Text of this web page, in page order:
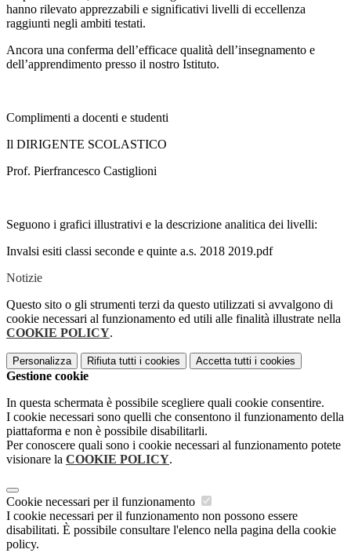
hanno rilevato apprezzabili e significativi livelli di eccellenza
raggiunti negli ambiti testati.
Ancora una conferma dell’efficace qualità dell’insegnamento e
dell’apprendimento presso il nostro Istituto.
Complimenti a docenti e studenti
Il DIRIGENTE SCOLASTICO
Prof. Pierfrancesco Castiglioni
Seguono i grafici illustrativi e la descrizione analitica dei livelli:
Invalsi esiti classi seconde e quinte a.s. 2018 2019.pdf
Notizie
Questo sito o gli strumenti terzi da questo utilizzati si avvalgono di
cookie necessari al funzionamento ed utili alle finalità illustrate nella
COOKIE POLICY.
Personalizza Rifiuta tutti i cookies Accetta tutti i cookies
Gestione cookie
In questa schermata è possibile scegliere quali cookie consentire.
I cookie necessari sono quelli che consentono il funzionamento della
piattaforma e non è possibile disabilitarli.
Per conoscere quali sono i cookie necessari al funzionamento potete
visionare la COOKIE POLICY.
Cookie necessari per il funzionamento
I cookie necessari per il funzionamento non possono essere
disabilitati. È possibile consultare l'elenco nella pagina della cookie
policy.